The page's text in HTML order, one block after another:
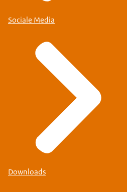
Sociale Media
Downloads